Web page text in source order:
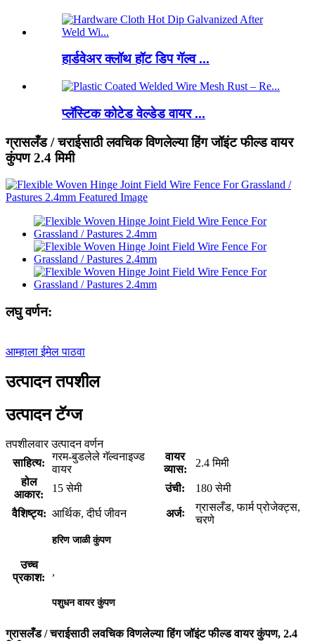
हार्डवेअर क्लॉथ हॉट डिप गॅल्व ...
प्लॅस्टिक कोटेड वेल्डेड वायर ...
ग्रासलँड / चराईसाठी लवचिक विणलेल्या हिंग जॉइंट फील्ड वायर
कुंपण 2.4 मिमी
लघु वर्णन:
आम्हाला ईमेल पाठवा
उत्पादन तपशील
उत्पादन टॅग्ज
तपशीलवार उत्पादन वर्णन
साहित्य:
गरम-बुडलेले गॅल्वनाइज्ड
वायर
वायर
व्यास:
2.4 मिमी
होल
आकार:
15 सेमी उंची: 180 सेमी
वैशिष्ट्य: आर्थिक, दीर्घ जीवन अर्जः
ग्रासलँड, फार्म प्रोजेक्ट्स,
चरणे
उच्च
प्रकाश:
हरिण जाळी कुंपण
,
पशुधन वायर कुंपण
ग्रासलँड / चराईसाठी लवचिक विणलेल्या हिंग जॉइंट फील्ड वायर कुंपण, 2.4